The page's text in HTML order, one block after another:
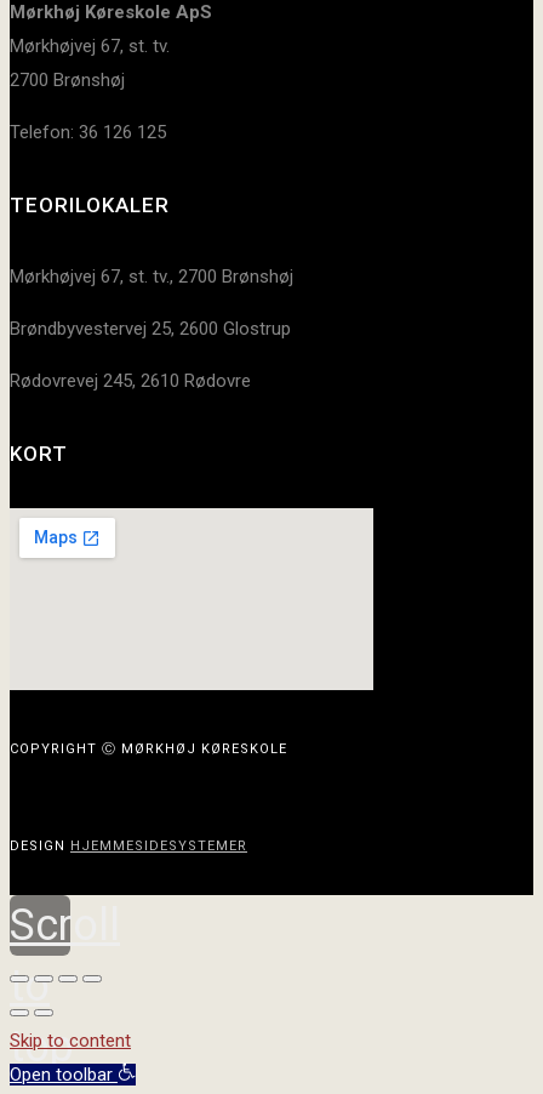
Mørkhøj Køreskole ApS
Mørkhøjvej 67, st. tv.
2700 Brønshøj
Telefon: 36 126 125
TEORILOKALER
Mørkhøjvej 67, st. tv., 2700 Brønshøj
Brøndbyvestervej 25, 2600 Glostrup
Rødovrevej 245, 2610 Rødovre
KORT
COPYRIGHT Ⓒ MØRKHØJ KØRESKOLE
DESIGN HJEMMESIDESYSTEMER
Scroll
to
top
Skip to content
Open toolbar